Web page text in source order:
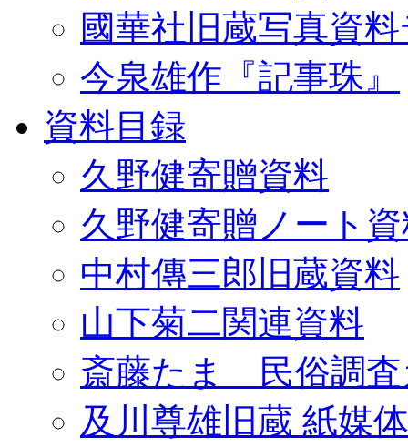
國華社旧蔵写真資
今泉雄作『記事珠』
資料目録
久野健寄贈資料
久野健寄贈ノート
中村傳三郎旧蔵資料
山下菊二関連資料
斎藤たま 民俗調査
及川尊雄旧蔵 紙媒